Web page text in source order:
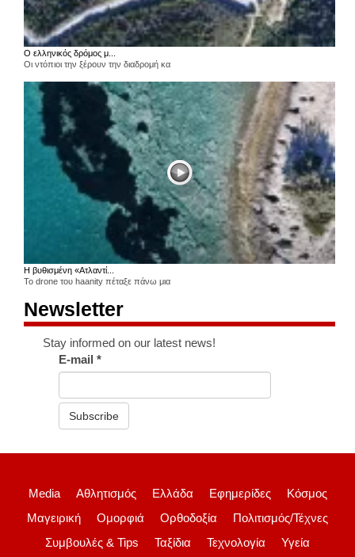
Ο ελληνικός δρόμος μ...
Οι ντόπιοι την ξέρουν την διαδρομή κα
Η βυθισμένη «Ατλαντί...
Το drone του haanity πέταξε πάνω μια
Newsletter
Stay informed on our latest news!
E-mail*
Subscribe
Media Αθλητισμός Ελλάδα Εφημερίδες
Κόσμος
Μαγειρική
Ομορφιά Ορθοδοξία
Πολιτισμός/Τέχνες
Συμβουλές & Tips
Ταξίδια Τεχνολογία Υγεία